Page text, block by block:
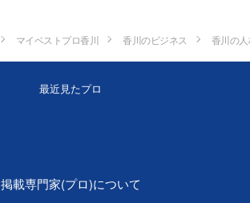
マイベストプロ香川 香川のビジネス 香川の
最近見たプロ
掲載専門家(プロ)について